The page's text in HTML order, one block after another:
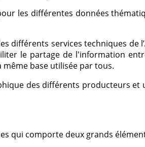
les différentes données
différents services techniques de
le partage de l'information
base utilisée par tous.
des différents producteurs
qui comporte deux grands